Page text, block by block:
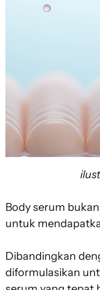
Body serum
untuk
Dibandingkan
diformulasikan